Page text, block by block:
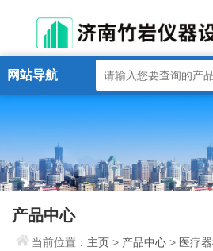
网站导航
产品中心
当前位置： 主页> 产品中心 > 医疗